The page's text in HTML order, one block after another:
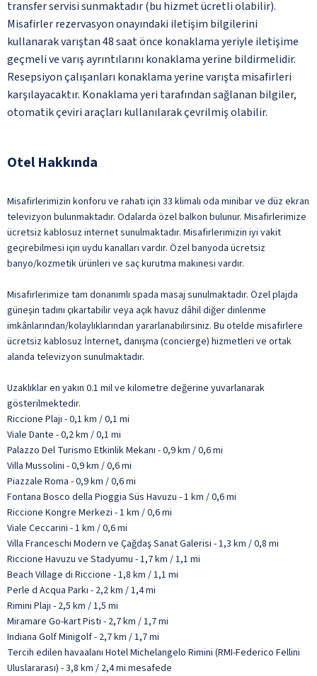
transfer servisi sunmaktadır (bu hizmet ücretli olabilir).
Misafirler rezervasyon onayındaki iletişim bilgilerini
kullanarak varıştan 48 saat önce konaklama yeriyle iletişime
geçmeli ve varış ayrıntılarını konaklama yerine bildirmelidir.
Resepsiyon çalışanları konaklama yerine varışta misafirleri
karşılayacaktır. Konaklama yeri tarafından sağlanan bilgiler,
otomatik çeviri araçları kullanılarak çevrilmiş olabilir.
Otel Hakkında
Misafirlerimizin konforu ve rahatı için 33 klimalı oda minibar ve düz ekran
televizyon bulunmaktadır. Odalarda özel balkon bulunur. Misafirlerimize
ücretsiz kablosuz internet sunulmaktadır. Misafirlerimizin iyi vakit
geçirebilmesi için uydu kanalları vardır. Özel banyoda ücretsiz
banyo/kozmetik ürünleri ve saç kurutma makinesi vardır.
Misafirlerimize tam donanımlı spada masaj sunulmaktadır. Özel plajda
güneşin tadını çıkartabilir veya açık havuz dâhil diğer dinlenme
imkânlarından/kolaylıklarından yararlanabilirsiniz. Bu otelde misafirlere
ücretsiz kablosuz İnternet, danışma (concierge) hizmetleri ve ortak
alanda televizyon sunulmaktadır.
Uzaklıklar en yakın 0.1 mil ve kilometre değerine yuvarlanarak
gösterilmektedir.
Riccione Plajı - 0,1 km / 0,1 mi
Viale Dante - 0,2 km / 0,1 mi
Palazzo Del Turismo Etkinlik Mekanı - 0,9 km / 0,6 mi
Villa Mussolini - 0,9 km / 0,6 mi
Piazzale Roma - 0,9 km / 0,6 mi
Fontana Bosco della Pioggia Süs Havuzu - 1 km / 0,6 mi
Riccione Kongre Merkezi - 1 km / 0,6 mi
Viale Ceccarini - 1 km / 0,6 mi
Villa Franceschi Modern ve Çağdaş Sanat Galerisi - 1,3 km / 0,8 mi
Riccione Havuzu ve Stadyumu - 1,7 km / 1,1 mi
Beach Village di Riccione - 1,8 km / 1,1 mi
Perle d Acqua Parkı - 2,2 km / 1,4 mi
Rimini Plajı - 2,5 km / 1,5 mi
Miramare Go-kart Pisti - 2,7 km / 1,7 mi
Indiana Golf Minigolf - 2,7 km / 1,7 mi
Tercih edilen havaalanı Hotel Michelangelo Rimini (RMI-Federico Fellini
Uluslararası) - 3,8 km / 2,4 mi mesafede